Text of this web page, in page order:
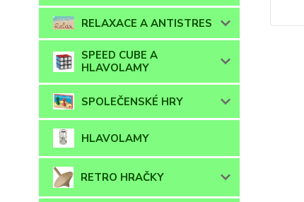
RELAXACE A ANTISTRES
SPEED CUBE A
HLAVOLAMY
SPOLEČENSKÉ HRY
HLAVOLAMY
RETRO HRAČKY